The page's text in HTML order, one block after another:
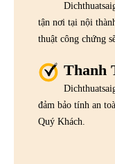
tận nơi tại nội
thuật công chứng
Thanh
đảm bảo tính an
Quý Khách.